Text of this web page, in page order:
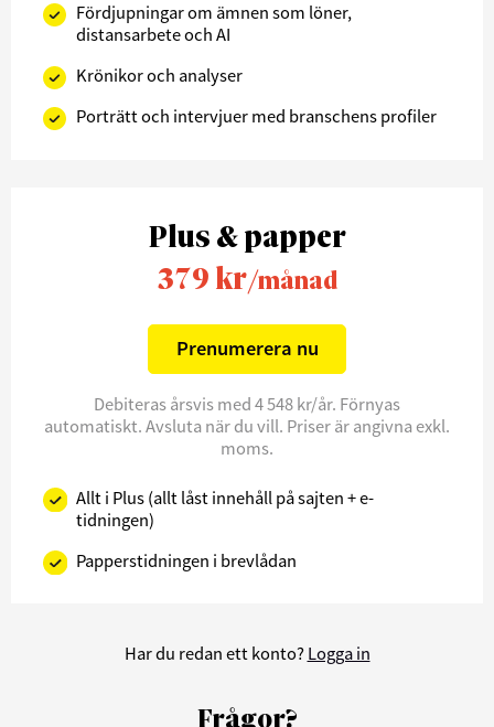
Fördjupningar om ämnen som löner,
distansarbete och AI
Krönikor och analyser
Porträtt och intervjuer med branschens profiler
Plus & papper
379 kr/månad
Prenumerera nu
Debiteras årsvis med 4 548 kr/år. Förnyas
automatiskt. Avsluta när du vill. Priser är angivna exkl.
moms.
Allt i Plus (allt låst innehåll på sajten + e-
tidningen)
Papperstidningen i brevlådan
Har du redan ett konto? Logga in
Frågor?